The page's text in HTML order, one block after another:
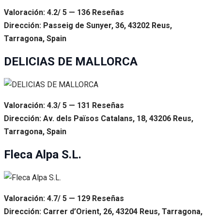
Valoración: 4.2/ 5 — 136 Reseñas
Dirección: Passeig de Sunyer, 36, 43202 Reus,
Tarragona, Spain
DELICIAS DE MALLORCA
Valoración: 4.3/ 5 — 131 Reseñas
Dirección: Av. dels Països Catalans, 18, 43206 Reus,
Tarragona, Spain
Fleca Alpa S.L.
Valoración: 4.7/ 5 — 129 Reseñas
Dirección: Carrer d’Orient, 26, 43204 Reus, Tarragona,